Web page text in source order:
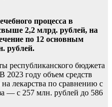
процесса в
2,2 млрд. рублей, на
по 12 основным
рублей.
республиканского бюджета
2023 году объем средств
лекарства по сравнению с
— с 257 млн. рублей до 586